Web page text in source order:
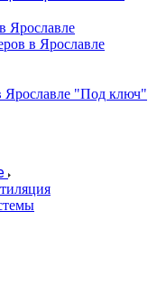
Ярославле
в Ярославле
Ярославле "Под ключ"